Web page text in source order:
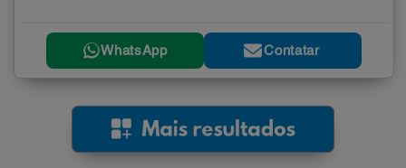
WhatsApp Contatar